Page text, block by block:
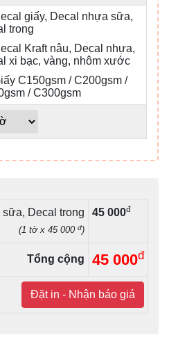
giấy, Decal nhựa sữa,
trong
Kraft nâu, Decal nhựa,
xi bạc, vàng, nhôm xước
C150gsm / C200gsm /
/ C300gsm
Decal trong
(1 tờ x 45 000 đ)
45 000đ
Tổng cộng 45 000đ
Đặt in - Nhận báo giá